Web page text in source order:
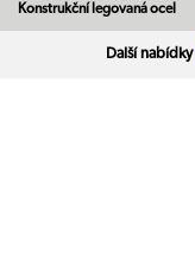
Konstrukční legovaná ocel
Další nabídky